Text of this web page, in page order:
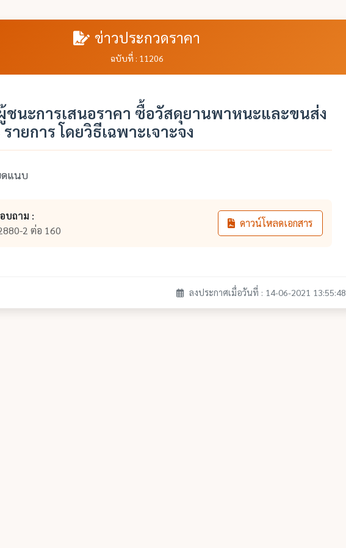
ข่าวประกวดราคา
ฉบับที่ : 11206
ชนะการเสนอราคา ซื้อวัสดุยานพาหนะและขนส่ง
ายการ โดยวิธีเฉพาะเจาะจง
ดแนบ
บถาม :
2 ต่อ 160
ดาวน์โหลดเอกสาร
ลงประกาศเมื่อวันที่ : 14-06-2021 13:55:48